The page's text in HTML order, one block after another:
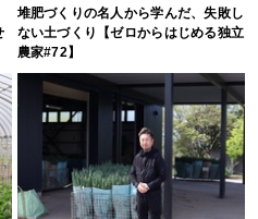
堆肥づくりの名人から学んだ、失敗し
ない土づくり【ゼロからはじめる独立
農家#72】